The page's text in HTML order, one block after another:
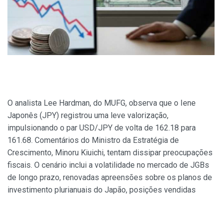
O analista Lee Hardman, do MUFG, observa que o Iene
Japonês (JPY) registrou uma leve valorização,
impulsionando o par USD/JPY de volta de 162.18 para
161.68. Comentários do Ministro da Estratégia de
Crescimento, Minoru Kiuichi, tentam dissipar preocupações
fiscais. O cenário inclui a volatilidade no mercado de JGBs
de longo prazo, renovadas apreensões sobre os planos de
investimento plurianuais do Japão, posições vendidas